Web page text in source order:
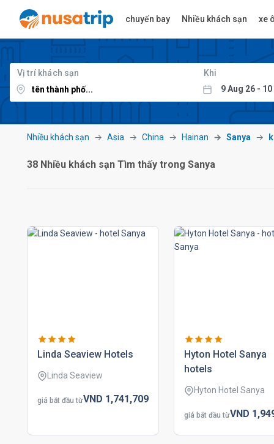
chuyến bay Nhiều khách sạn xe
Vị trí khách sạn Khi
Nhiều khách sạn Asia China Hainan Sanya
38 Nhiều khách sạn Tìm thấy trong Sanya
linda seaview hotels
Linda Seaview
giá bắt đầu từVND 1,741,709
hyton hotel sanya
hotels
Hyton Hotel Sanya
giá bắt đầu từVND